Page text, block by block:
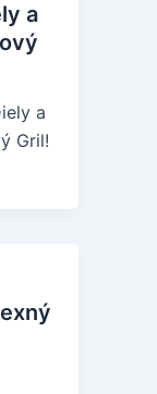
a
a
Gril!